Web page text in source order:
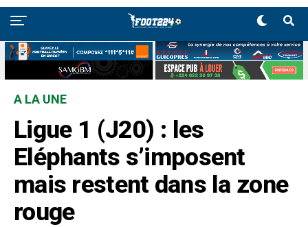
A LA UNE
Ligue 1 (J20) : les
Eléphants s’imposent
mais restent dans la zone
rouge